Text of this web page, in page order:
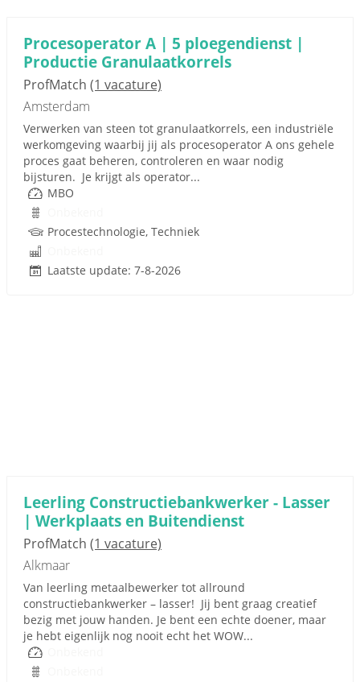
Procesoperator A | 5 ploegendienst |
Productie Granulaatkorrels
ProfMatch (1 vacature)
Amsterdam
Verwerken van steen tot granulaatkorrels, een industriële
werkomgeving waarbij jij als procesoperator A ons gehele
proces gaat beheren, controleren en waar nodig
bijsturen. Je krijgt als operator...
MBO
Procestechnologie, Techniek
Laatste update: 7-8-2026
Leerling Constructiebankwerker - Lasser
| Werkplaats en Buitendienst
ProfMatch (1 vacature)
Alkmaar
Van leerling metaalbewerker tot allround
constructiebankwerker – lasser! Jij bent graag creatief
bezig met jouw handen. Je bent een echte doener, maar
je hebt eigenlijk nog nooit echt het WOW...